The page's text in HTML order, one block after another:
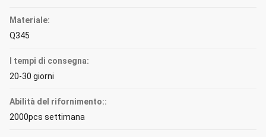
Materiale:
Q345
I tempi di consegna:
20-30 giorni
Abilità del rifornimento::
2000pcs settimana